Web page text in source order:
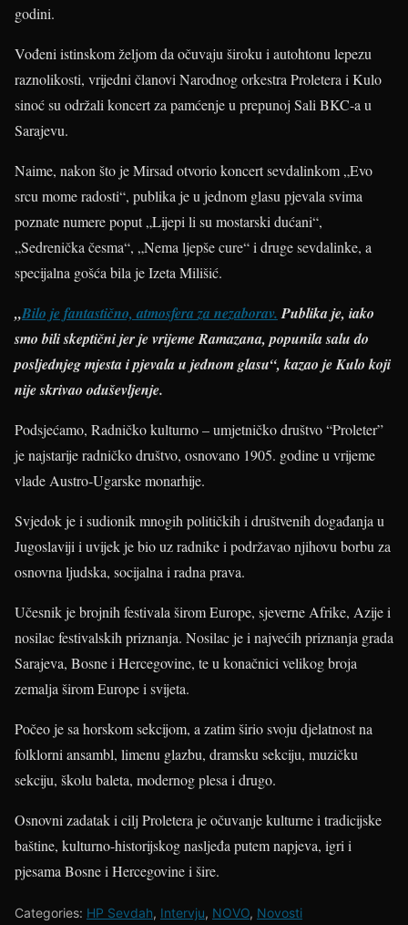
godini.
Vođeni istinskom željom da očuvaju široku i autohtonu lepezu
raznolikosti, vrijedni članovi Narodnog orkestra Proletera i Kulo
sinoć su održali koncert za pamćenje u prepunoj Sali BKC-a u
Sarajevu.
Naime, nakon što je Mirsad otvorio koncert sevdalinkom „Evo
srcu mome radosti“, publika je u jednom glasu pjevala svima
poznate numere poput „Lijepi li su mostarski dućani“,
„Sedrenička česma“, „Nema ljepše cure“ i druge sevdalinke, a
specijalna gošća bila je Izeta Milišić.
„Bilo je fantastično, atmosfera za nezaborav.Publika je, iako
smo bili skeptični jer je vrijeme Ramazana, popunila salu do
posljednjeg mjesta i pjevala u jednom glasu“, kazao je Kulo koji
nije skrivao oduševljenje.
Podsjećamo, Radničko kulturno – umjetničko društvo “Proleter”
je najstarije radničko društvo, osnovano 1905. godine u vrijeme
vlade Austro-Ugarske monarhije.
Svjedok je i sudionik mnogih političkih i društvenih događanja u
Jugoslaviji i uvijek je bio uz radnike i podržavao njihovu borbu za
osnovna ljudska, socijalna i radna prava.
Učesnik je brojnih festivala širom Europe, sjeverne Afrike, Azije i
nosilac festivalskih priznanja. Nosilac je i najvećih priznanja grada
Sarajeva, Bosne i Hercegovine, te u konačnici velikog broja
zemalja širom Europe i svijeta.
Počeo je sa horskom sekcijom, a zatim širio svoju djelatnost na
folklorni ansambl, limenu glazbu, dramsku sekciju, muzičku
sekciju, školu baleta, modernog plesa i drugo.
Osnovni zadatak i cilj Proletera je očuvanje kulturne i tradicijske
baštine, kulturno-historijskog nasljeđa putem napjeva, igri i
pjesama Bosne i Hercegovine i šire.
Categories: HP Sevdah, Intervju, NOVO, Novosti